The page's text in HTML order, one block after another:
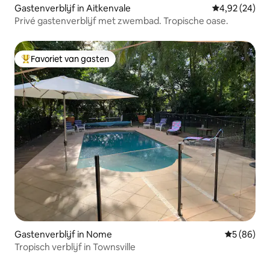
Gastenverblijf in Aitkenvale Gemiddelde
4,92 (24)
Privé gastenverblijf met zwembad. Tropische oase.
Topfavoriet van gasten
Favoriet van gasten
Gastenverblijf in Nome
5 (86)
Tropisch verblijf in Townsville